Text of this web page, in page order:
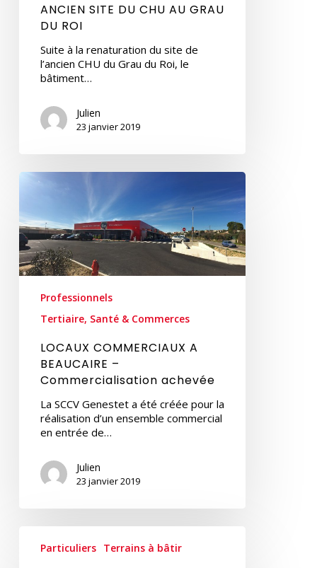
ANCIEN SITE DU CHU AU GRAU
DU ROI
Suite à la renaturation du site de
l’ancien CHU du Grau du Roi, le
bâtiment…
Julien
23 janvier 2019
LOCAUX
BEAUCAIRE
–
Commercialisation
achevée
Professionnels
Tertiaire, Santé & Commerces
LOCAUX COMMERCIAUX A
BEAUCAIRE –
Commercialisation achevée
La SCCV Genestet a été créée pour la
réalisation d’un ensemble commercial
en entrée de…
Julien
23 janvier 2019
Particuliers Terrains à bâtir